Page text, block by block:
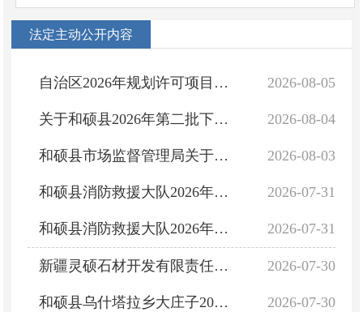
法定主动公开内容
2026-08-05
自治区2026年规划许可项目台账（建设工程规划许可-新疆威晟果业有限公司果蔬粉项目(一期))
2026-08-04
关于和硕县2026年第二批下达少数民族发展任务资金项目计划情况公示
2026-08-03
和硕县市场监督管理局关于开展2026年食品安全“你点我检 服务惠民生”活动的通告
2026-07-31
和硕县消防救援大队2026年8月份”双随机“消防监督抽查计划
2026-07-31
和硕县消防救援大队2026年7月份”双随机“消防监督检查结果
2026-07-30
新疆灵硕石材开发有限责任公司“6・14”一般物体打击事故防范和整改措施落实情况评估报告
2026-07-30
和硕县乌什塔拉乡大庄子2026年7月30日主要粮油副食品价格行情